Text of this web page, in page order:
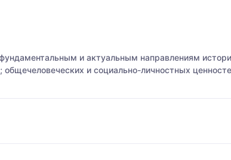
и актуальным направлениям
и социально-личностных